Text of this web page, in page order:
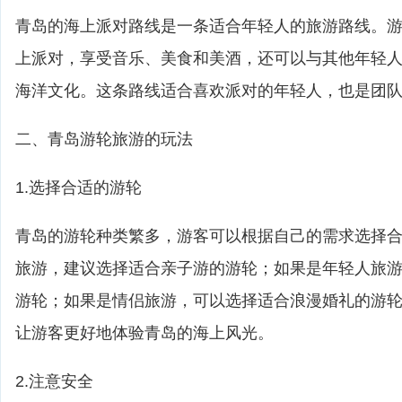
青岛的海上派对路线是一条适合年轻人的旅游路线。
上派对，享受音乐、美食和美酒，还可以与其他年轻
海洋文化。这条路线适合喜欢派对的年轻人，也是团
二、青岛游轮旅游的玩法
1.选择合适的游轮
青岛的游轮种类繁多，游客可以根据自己的需求选择
旅游，建议选择适合亲子游的游轮；如果是年轻人旅
游轮；如果是情侣旅游，可以选择适合浪漫婚礼的游
让游客更好地体验青岛的海上风光。
2.注意安全